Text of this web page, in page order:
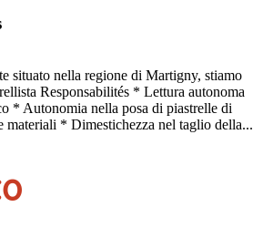
situato nella regione di Martigny, stiamo
Responsabilités * Lettura autonoma
* Autonomia nella posa di piastrelle di
materiali * Dimestichezza nel taglio della...